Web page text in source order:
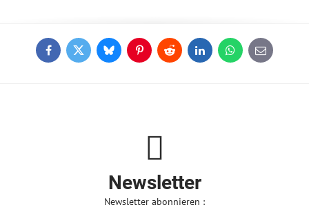
FacebookTwitterBlueskyPinterestReddit LinkedInWhatsApp
E-
mail
Newsletter
Newsletter abonnieren :